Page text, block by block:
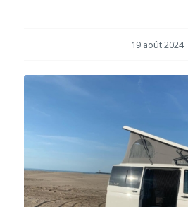
19 août 2024